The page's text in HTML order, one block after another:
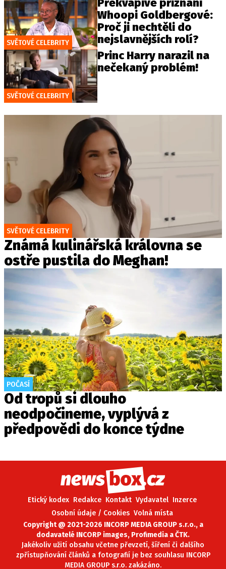
SVĚTOVÉ CELEBRITY
Překvapivé přiznání
Whoopi Goldbergové:
Proč ji nechtěli do
nejslavnějších rolí?
SVĚTOVÉ CELEBRITY
Princ Harry narazil na
nečekaný problém!
SVĚTOVÉ CELEBRITY
Známá kulinářská královna se
ostře pustila do Meghan!
POČASÍ
Od tropů si dlouho
neodpočineme, vyplývá z
předpovědi do konce týdne
Etický kodex Redakce Kontakt Vydavatel Inzerce
Osobní údaje / Cookies Volná místa
Copyright @ 2021-2026 INCORP MEDIA GROUP s.r.o., a
dodavatelé INCORP images, Profimedia a ČTK.
Jakékoliv užití obsahu včetne převzetí, šíření či dalšího
zpřístupňování článků a fotografií je bez souhlasu INCORP
MEDIA GROUP s.r.o. zakázáno.